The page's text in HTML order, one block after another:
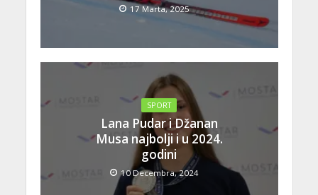
17 Marta, 2025
SPORT
Lana Pudar i Džanan
Musa najbolji i u 2024.
godini
10 Decembra, 2024